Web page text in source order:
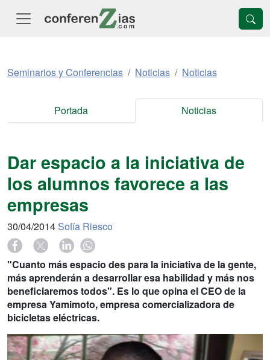
Seminarios y Conferencias Noticias Noticias
Portada Noticias
Dar espacio a la iniciativa de
los alumnos favorece a las
empresas
30/04/2014 Sofía Riesco
"Cuanto más espacio des para la iniciativa de la gente,
más aprenderán a desarrollar esa habilidad y más nos
beneficiaremos todos". Es lo que opina el CEO de la
empresa Yamimoto, empresa comercializadora de
bicicletas eléctricas.